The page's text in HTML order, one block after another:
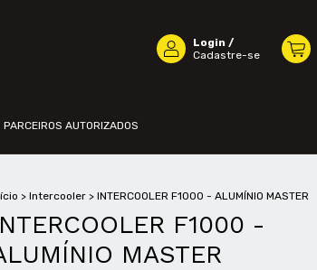
Login /
Cadastre-se
PARCEIROS AUTORIZADOS
> Intercooler > INTERCOOLER F1000 - ALUMÍNIO MASTER
F1000 -
MASTER